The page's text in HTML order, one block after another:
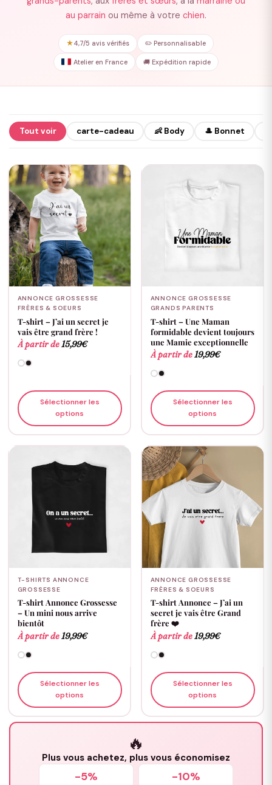
au parrain ou même à votre chien.
★4,7/5 avis vérifiés ✏️ Personnalisable
Atelier en France 🚚 Expédition rapide
Tout voir carte-cadeau 👶 Body 🎩 Bonnet
ANNONCE GROSSESSE
FRÈRES & SOEURS
T-shirt – J’ai un secret je
vais être grand frère !
À partir de15,99€
Sélectionner les
options
ANNONCE GROSSESSE
GRANDS PARENTS
T-shirt – Une Maman
formidable devient toujours
une Mamie exceptionnelle
À partir de19,99€
Sélectionner les
options
T-SHIRTS ANNONCE
GROSSESSE
T-shirt Annonce Grossesse
– Un mini nous arrive
bientôt
À partir de 19,99€
Sélectionner les
options
ANNONCE GROSSESSE
FRÈRES & SOEURS
T-shirt Annonce – J’ai un
secret je vais être Grand
frère ❤️
À partir de 19,99€
Sélectionner les
options
🔥
Plus vous achetez, plus vous économisez
-5% -10%